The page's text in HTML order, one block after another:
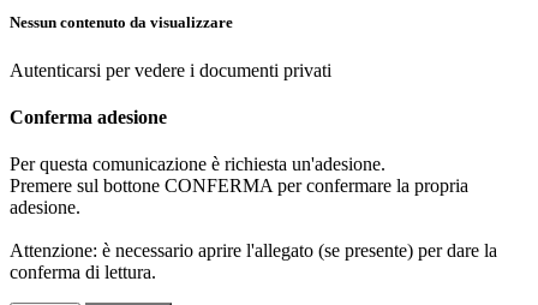
Nessun contenuto da visualizzare
Autenticarsi per vedere i documenti privati
Conferma adesione
Per questa comunicazione è richiesta un'adesione.
Premere sul bottone CONFERMA per confermare la propria
adesione.
Attenzione: è necessario aprire l'allegato (se presente) per dare la
conferma di lettura.